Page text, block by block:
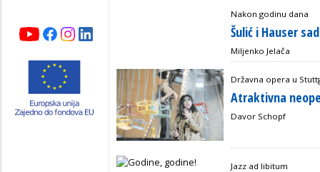
Nakon godinu dana
Šulić i Hauser
Miljenko Jelača
Državna opera u
Atraktivna
Davor Schopf
Jazz ad libitum